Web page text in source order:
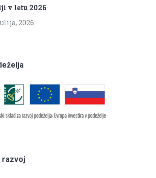
v letu 2026
2026
razvoj